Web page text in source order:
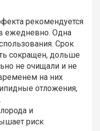
рекомендуется
ежедневно. Одна
Срок
сокращен, дольше
не очищали и не
на них
отложения,
и
риск